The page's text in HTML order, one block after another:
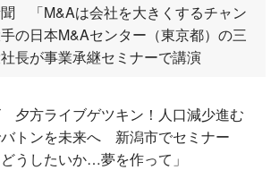
「M&Aは会社を大きくするチャン
の日本M&Aセンター（東京都）の三
長が事業承継セミナーで講演
夕方ライブゲツキン！人口減少進む
トンを未来へ 新潟市でセミナー
うしたいか…夢を作って」